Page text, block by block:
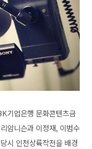
기업은행 문화콘텐츠금
암니슨과 이정재, 이범수
시 인천상륙작전을 배경